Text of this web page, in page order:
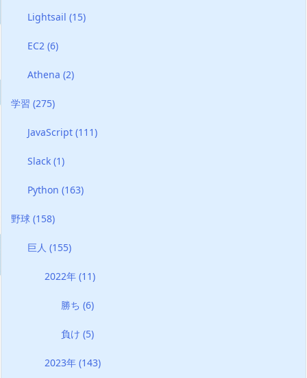
Lightsail(15)
EC2(6)
Athena(2)
学習 (275)
JavaScript(111)
Slack(1)
Python(163)
野球 (158)
巨人(155)
2022年 (11)
勝ち(6)
負け(5)
2023年 (143)